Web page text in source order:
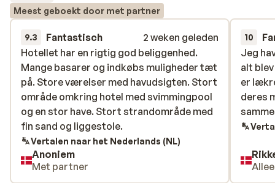
Meest geboekt door met partner
9.3 Fantastisch
2 weken geleden
Hotellet har en rigtig god beliggenhed.
Mange basarer og indkøbs muligheder tæt
på. Store værelser med havudsigten. Stort
område omkring hotel med svimmingpool
og en stor have. Stort strandområde med
fin sand og liggestole.
Hotellet har en rigtig god beliggenhed.
Mange basarer og indkøbs muligheder tæt
på. Store værelser med havudsigten. Stort
område omkring hotel med svimmingpool
og en stor have. Stort strandområde med
fin sand og liggestole.
Vertalen naar het Nederlands (NL)
Anoniem
Met partner
10
Jeg
alt
er
deres
Jeg
alt
er
deres